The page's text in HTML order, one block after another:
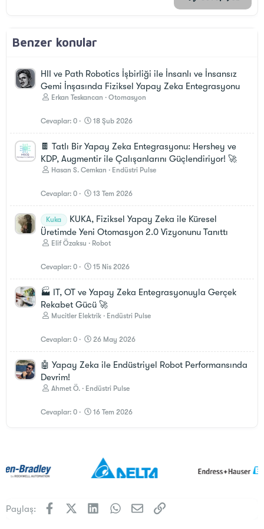
Benzer konular
HII ve Path Robotics İşbirliği ile İnsanlı ve İnsansız
Gemi İnşasında Fiziksel Yapay Zeka Entegrasyonu
Erkan Teskancan Otomasyon
Cevaplar 0 18 Şub 2026
🍫 Tatlı Bir Yapay Zeka Entegrasyonu: Hershey ve
KDP, Augmentir ile Çalışanlarını Güçlendiriyor! 🚀
Hasan S. Cemkan Endüstri Pulse
Cevaplar 0 13 Tem 2026
Kuka
KUKA, Fiziksel Yapay Zeka ile Küresel
Üretimde Yeni Otomasyon 2.0 Vizyonunu Tanıttı
Elif Özaksu Robot
Cevaplar 0 15 Nis 2026
🏭 IT, OT ve Yapay Zeka Entegrasyonuyla Gerçek
Rekabet Gücü 🚀
Mucitler Elektrik Endüstri Pulse
Cevaplar 0 26 May 2026
🤖 Yapay Zeka ile Endüstriyel Robot Performansında
Devrim!
Ahmet Ö. Endüstri Pulse
Cevaplar 0 16 Tem 2026
Paylaş: FacebookX (Twitter)LinkedInWhatsApp
E-postaLink